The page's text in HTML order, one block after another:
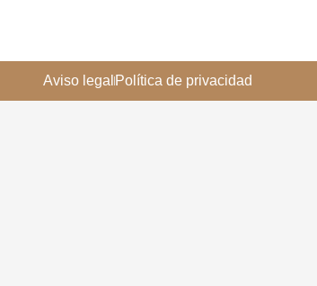
Aviso legal Política de privacidad